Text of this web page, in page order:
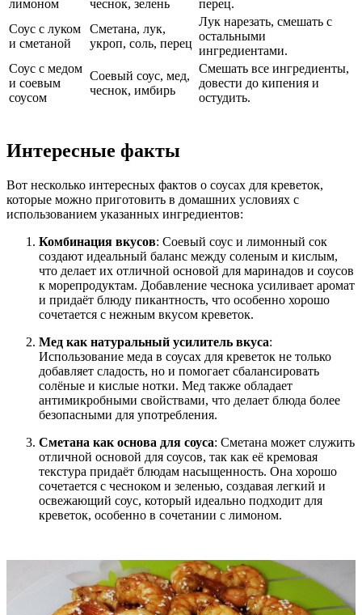
лимоном
чеснок, зелень
перец.
Соус с луком
и сметаной
Сметана, лук,
укроп, соль, перец
Лук нарезать, смешать с
остальными
ингредиентами.
Соус с медом
и соевым
соусом
Соевый соус, мед,
чеснок, имбирь
Смешать все ингредиенты,
довести до кипения и
остудить.
Интересные факты
Вот несколько интересных фактов о соусах для креветок,
которые можно приготовить в домашних условиях с
использованием указанных ингредиентов:
Комбинация вкусов: Соевый соус и лимонный сок
создают идеальный баланс между соленым и кислым,
что делает их отличной основой для маринадов и соусов
к морепродуктам. Добавление чеснока усиливает аромат
и придаёт блюду пикантность, что особенно хорошо
сочетается с нежным вкусом креветок.
Мед как натуральный усилитель вкуса:
Использование меда в соусах для креветок не только
добавляет сладость, но и помогает сбалансировать
солёные и кислые нотки. Мед также обладает
антимикробными свойствами, что делает блюда более
безопасными для употребления.
Сметана как основа для соуса: Сметана может служить
отличной основой для соусов, так как её кремовая
текстура придаёт блюдам насыщенность. Она хорошо
сочетается с чесноком и зеленью, создавая легкий и
освежающий соус, который идеально подходит для
креветок, особенно в сочетании с лимоном.